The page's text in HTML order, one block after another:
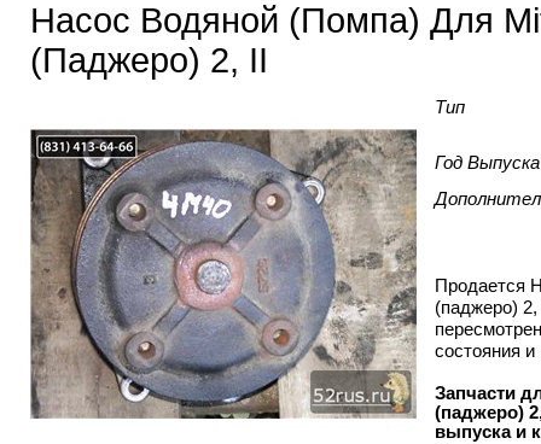
Насос Водяной (Помпа) Для
(Паджеро) 2, II
Тип
Год Выпуска
Продается
(паджеро)
состояния
Запчасти
(паджеро)
выпуска и